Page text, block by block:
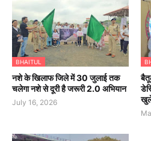
BHAITUL
नशे के खिलाफ जिले में 30 जुलाई तक
चलेगा नशे से दूरी है जरूरी 2.0 अभियान
July 16, 2026